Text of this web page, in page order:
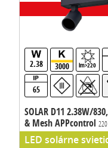
2.38 3000 lm>220
65
SOLAR D11 2.38W/
& Mesh APPcontrol
LED solárne